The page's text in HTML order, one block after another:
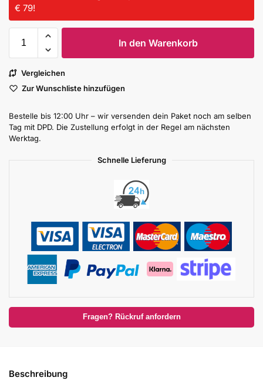
€ 79!
In den Warenkorb
Vergleichen
Zur Wunschliste hinzufügen
Bestelle bis 12:00 Uhr – wir versenden dein Paket noch am selben
Tag mit DPD. Die Zustellung erfolgt in der Regel am nächsten
Werktag.
Schnelle Lieferung
Fragen? Rückruf anfordern
Beschreibung